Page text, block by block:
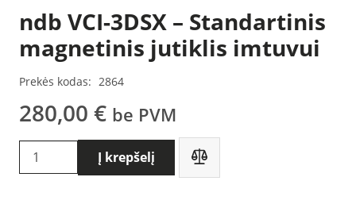
ndb VCI-3DSX – Standartinis
magnetinis jutiklis imtuvui
Prekės kodas: 2864
280,00 € be PVM
produkto
kiekis:
Į krepšelį